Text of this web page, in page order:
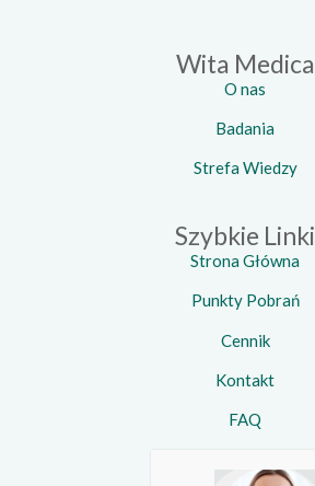
Wita Medica
O nas
Badania
Strefa Wiedzy
Szybkie Linki
Strona Główna
Punkty Pobrań
Cennik
Kontakt
FAQ